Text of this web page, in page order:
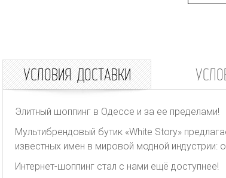
УСЛОВИЯ ДОСТАВКИ
Элитный шоппинг в Одессе и за ее пределами!
Мультибрендовый бутик «White Story»
известных имен в мировой модной индустрии:
Интернет-шоппинг стал с нами ещё доступнее!